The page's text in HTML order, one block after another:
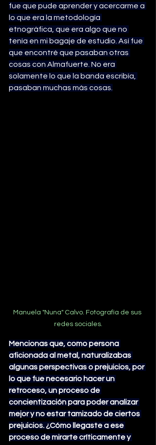
fue que pude aprender y acercarme a
lo que era la metodología
etnográfica, que era algo que no
tenía en mi bagaje de estudio. Así fue
que encontré que pasaban otras
cosas con Almafuerte. No era
solamente lo que la banda escribía,
pasaban muchas más cosas.
Manuela "Nuna" Calvo. Fotografía de sus
redes sociales.
Mencionas que, como persona
aficionada al metal, naturalizabas
algunas perspectivas o prejuicios, por
lo que fue necesario hacer un
retroceso, un proceso de
concientización para poder analizar
mejor y no estar tamizado de ciertos
prejuicios. ¿Cómo llegaste a ese
proceso de mirarte críticamente y